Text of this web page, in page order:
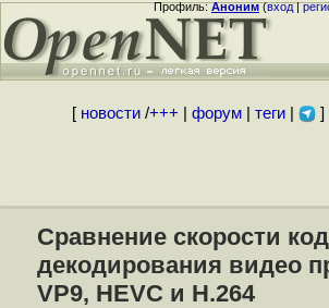
Профиль:Аноним(вход|
[ новости/+++ форум| теги| ]
Сравнение скорости
декодирования видео
VP9, HEVC и H.264